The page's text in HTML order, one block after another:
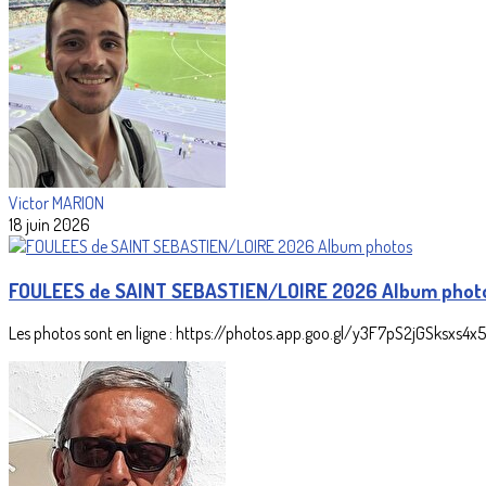
Victor MARION
18 juin 2026
FOULEES de SAINT SEBASTIEN/LOIRE 2026 Album
Les photos sont en ligne : https://photos.app.goo.gl/y3F7pS2jGSksxs4x5